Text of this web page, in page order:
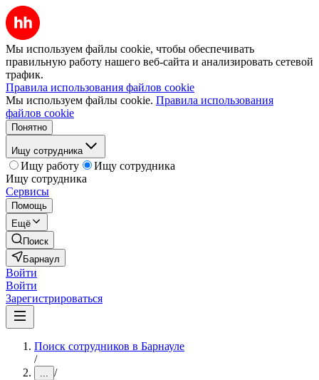
Мы используем файлы cookie, чтобы обеспечивать
правильную работу нашего веб-сайта и анализировать сетевой
трафик.
Правила использования файлов cookie
Мы используем файлы cookie. Правила использования
файлов cookie
Понятно
Ищу сотрудника
Ищу работу
Ищу сотрудника
Ищу сотрудника
Сервисы
Помощь
Ещё
Поиск
Барнаул
Войти
Войти
Зарегистрироваться
Поиск сотрудников в Барнауле
/
... /